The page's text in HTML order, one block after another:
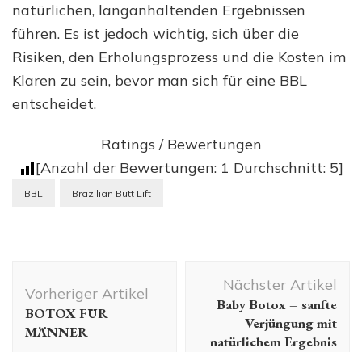
natürlichen, langanhaltenden Ergebnissen
führen. Es ist jedoch wichtig, sich über die
Risiken, den Erholungsprozess und die Kosten im
Klaren zu sein, bevor man sich für eine BBL
entscheidet.
Ratings / Bewertungen
[Anzahl der Bewertungen: 1 Durchschnitt: 5]
BBL Brazilian Butt Lift
Vorheriger Artikel
BOTOX FÜR
MÄNNER
Nächster Artikel
Baby Botox – sanfte
Verjüngung mit
natürlichem Ergebnis